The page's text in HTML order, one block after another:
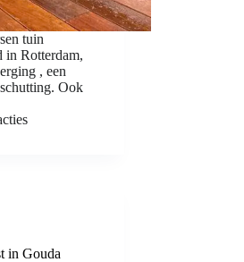
tuin
in Rotterdam,
, een
Ook
in Gouda